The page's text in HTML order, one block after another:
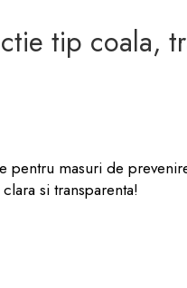
tip coala,
pentru masuri de
si transparenta!